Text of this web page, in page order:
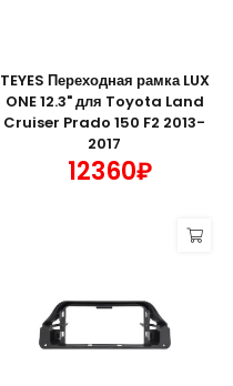
TEYES Переходная рамка LUX
ONE 12.3" для Toyota Land
Cruiser Prado 150 F2 2013-
2017
12360₽